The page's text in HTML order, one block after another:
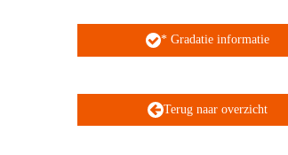
* Gradatie informatie
Terug naar overzicht